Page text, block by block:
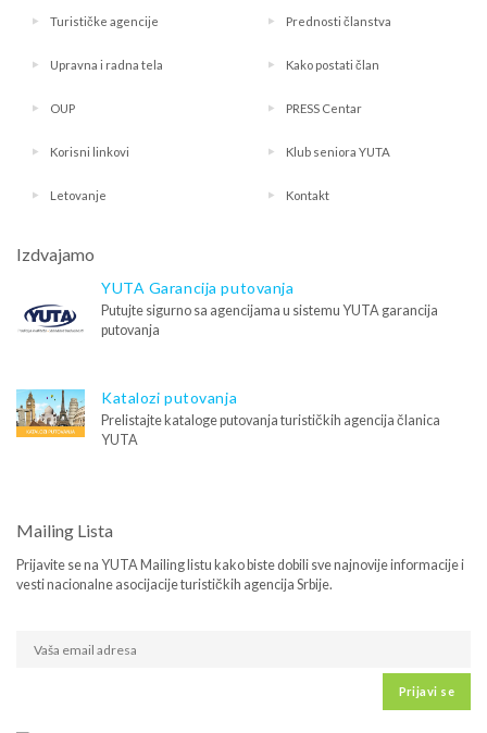
Turističke agencije Prednosti članstva
Upravna i radna tela Kako postati član
OUP PRESS Centar
Korisni linkovi Klub seniora YUTA
Letovanje Kontakt
Izdvajamo
YUTA Garancija putovanja
Putujte sigurno sa agencijama u sistemu YUTA garancija
putovanja
Katalozi putovanja
Prelistajte kataloge putovanja turističkih agencija članica
YUTA
Mailing Lista
Prijavite se na YUTA Mailing listu kako biste dobili sve najnovije informacije i
vesti nacionalne asocijacije turističkih agencija Srbije.
Prijavi se